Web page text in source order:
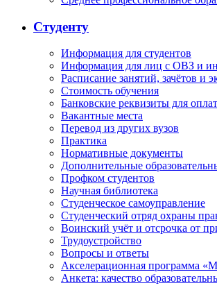
Студенту
Информация для студентов
Информация для лиц с ОВЗ и
Расписание занятий, зачётов и
Стоимость обучения
Банковские реквизиты для
Вакантные места
Перевод из других вузов
Практика
Нормативные документы
Дополнительные
Профком студентов
Научная библиотека
Студенческое самоуправление
Студенческий отряд охраны
Воинский учёт и отсрочка от
Трудоустройство
Вопросы и ответы
Акселерационная программа
Анкета: качество